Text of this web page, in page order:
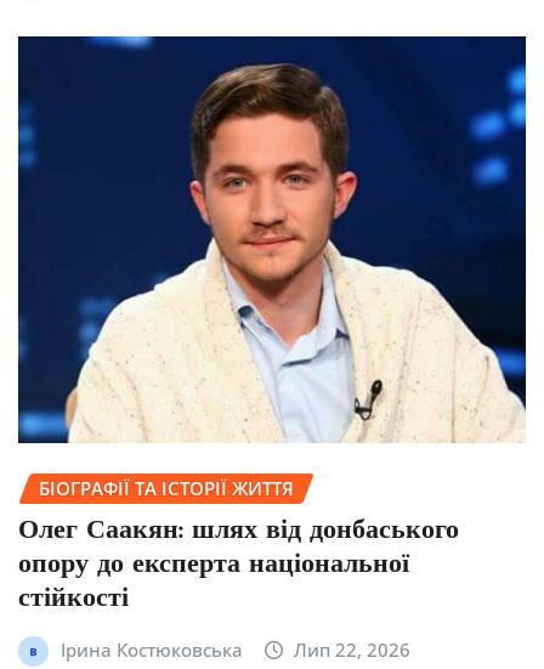
БІОГРАФІЇ ТА ІСТОРІЇ ЖИТТЯ
Олег Саакян: шлях від донбаського
опору до експерта національної
стійкості
Ірина Костюковська Лип 22, 2026